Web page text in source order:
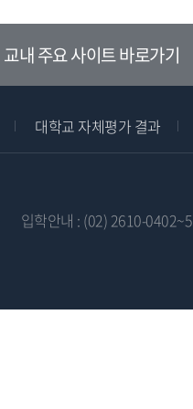
교내 주요 사이트 바로가기
대학교 자체평가 결과
입학안내 : (02) 2610-0402~5